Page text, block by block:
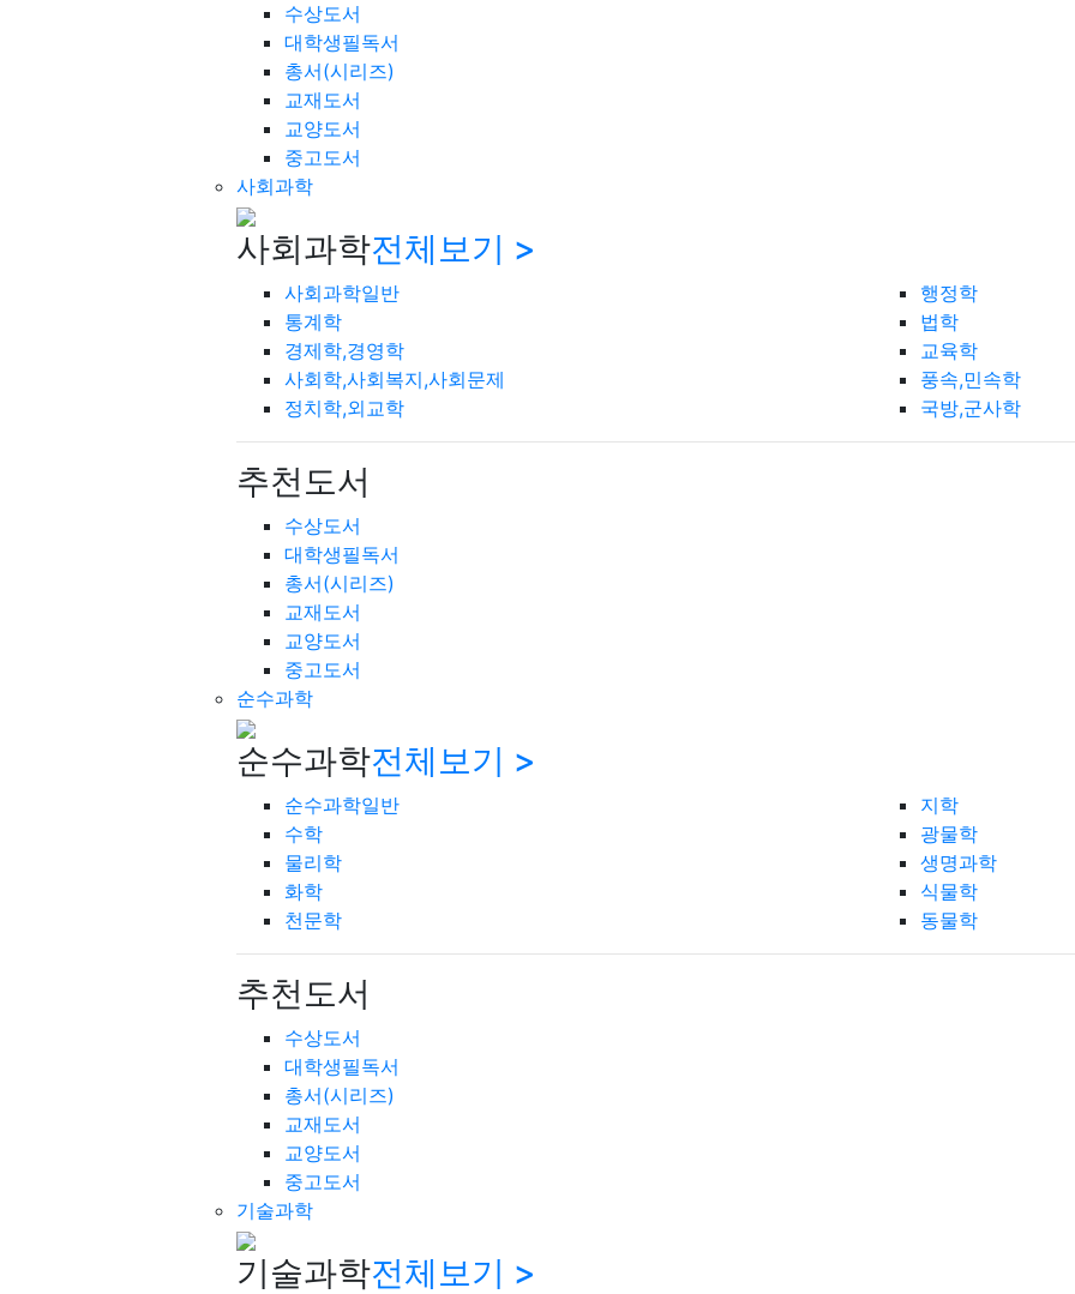
수상도서
대학생필독서
총서(시리즈)
교재도서
교양도서
중고도서
사회과학
사회과학전체보기 >
사회과학일반
통계학
경제학,경영학
사회학,사회복지,사회문제
정치학,외교학
행정학
법학
교육학
풍속,민속학
국방,군사학
추천도서
수상도서
대학생필독서
총서(시리즈)
교재도서
교양도서
중고도서
순수과학
순수과학전체보기 >
순수과학일반
수학
물리학
화학
천문학
지학
광물학
생명과학
식물학
동물학
추천도서
수상도서
대학생필독서
총서(시리즈)
교재도서
교양도서
중고도서
기술과학
기술과학전체보기 >